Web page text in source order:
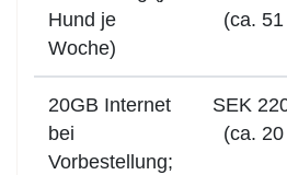
Hund je
Woche)
(ca.
20GB Internet
bei
Vorbestellung;
SEK
(ca.